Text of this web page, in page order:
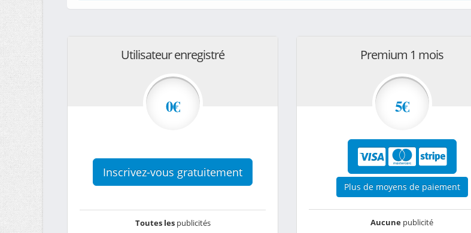
Utilisateur enregistré
0€
Inscrivez-vous gratuitement
Toutes lespublicités
Premium 1 mois
5€
Plus de moyens de paiement
Aucune publicité